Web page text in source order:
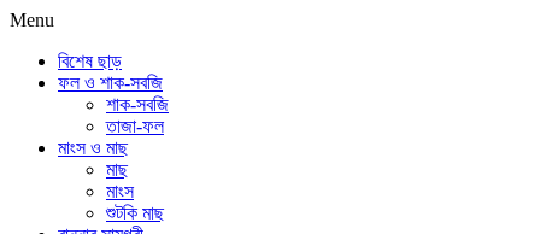
Menu
বিশেষ ছাড়
ফল ও শাক-সবজি
শাক-সবজি
তাজা-ফল
মাংস ও মাছ
মাছ
মাংস
শুটকি মাছ